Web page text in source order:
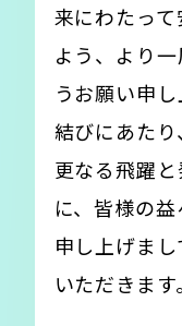
来にわたっ
よう、より
うお願い申し
結びにあた
更なる飛躍
に、皆様の
申し上げま
いただきます